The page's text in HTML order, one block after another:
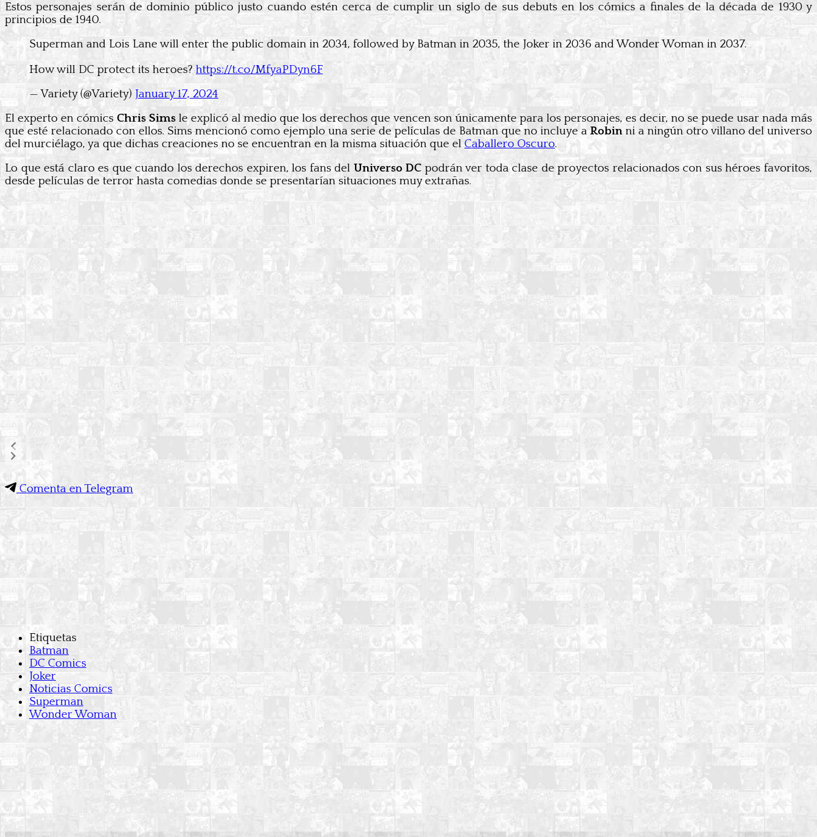
Estos personajes serán de dominio público justo cuando estén cerca de cumplir un siglo de sus debuts en los cómics a finales de la década de 1930 y
principios de 1940.
Superman and Lois Lane will enter the public domain in 2034, followed by Batman in 2035, the Joker in 2036 and Wonder Woman in 2037.
How will DC protect its heroes?https://t.co/MfyaPDyn6F
— Variety (@Variety) January 17, 2024
El experto en cómics Chris Sims le explicó al medio que los derechos que vencen son únicamente para los personajes, es decir, no se puede usar nada más
que esté relacionado con ellos. Sims mencionó como ejemplo una serie de películas de Batman que no incluye aRobin ni a ningún otro villano del universo
del murciélago, ya que dichas creaciones no se encuentran en la misma situación que el Caballero Oscuro.
Lo que está claro es que cuando los derechos expiren, los fans del Universo DC podrán ver toda clase de proyectos relacionados con sus héroes favoritos,
desde películas de terror hasta comedias donde se presentarían situaciones muy extrañas.
Comenta en Telegram
Etiquetas
Batman
DC Comics
Joker
Noticias Comics
Superman
Wonder Woman